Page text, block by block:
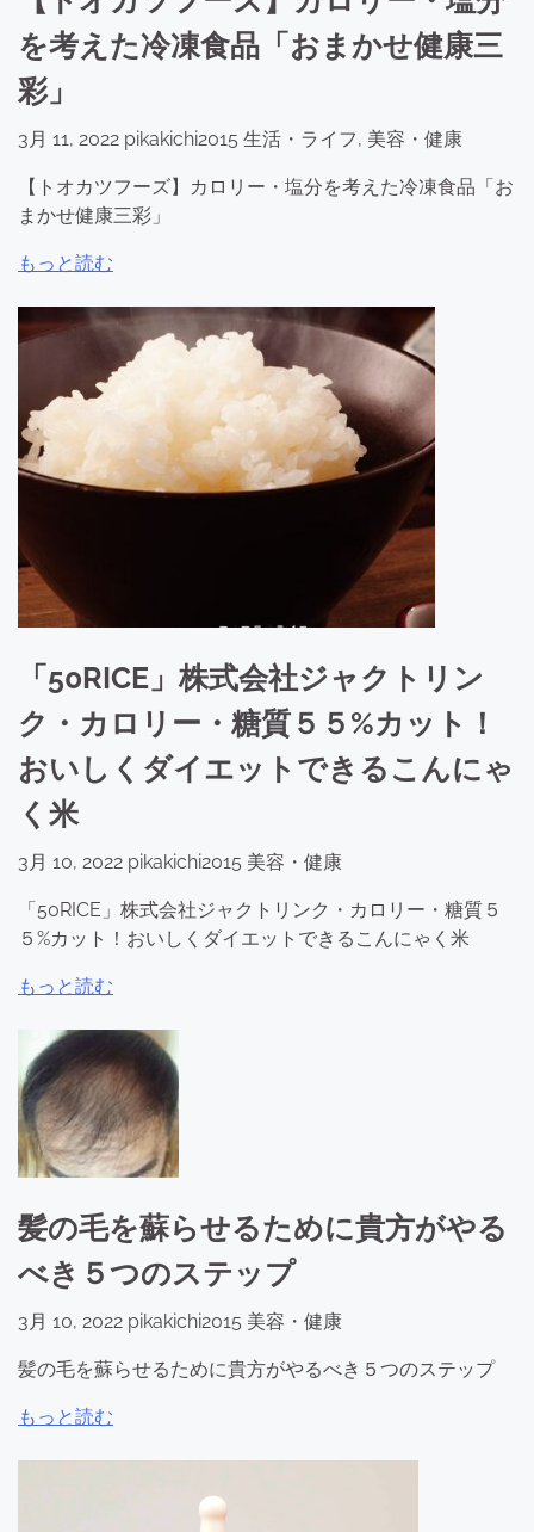
を考えた冷凍食品「おまかせ健康三
彩」
3月 11, 2022 pikakichi2015 生活・ライフ, 美容・健康
【トオカツフーズ】カロリー・塩分を考えた冷凍食品「お
まかせ健康三彩」
もっと読む
「50RICE」株式会社ジャクトリン
ク・カロリー・糖質５５%カット！
おいしくダイエットできるこんにゃ
く米
3月 10, 2022 pikakichi2015 美容・健康
「50RICE」株式会社ジャクトリンク・カロリー・糖質５
５%カット！おいしくダイエットできるこんにゃく米
もっと読む
髪の毛を蘇らせるために貴方がやる
べき５つのステップ
3月 10, 2022 pikakichi2015 美容・健康
髪の毛を蘇らせるために貴方がやるべき５つのステップ
もっと読む